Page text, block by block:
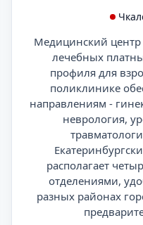
Медицинский центр
лечебных
профиля для
поликлинике
направлениям -
неврология,
располагает
отделениями,
разных районах